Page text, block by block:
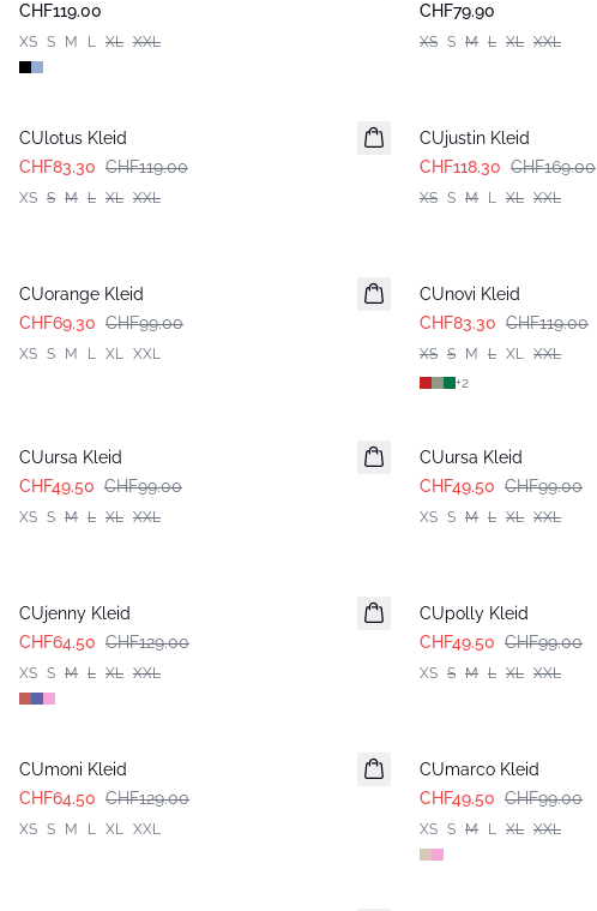
CHF119.00
XS S M L XL XXL
CHF79.90
XS S M L XL XXL
CUlotus Kleid
CHF83.30 CHF119.00
XS S M L XL XXL
CUjustin Kleid
CHF118.30 CHF169.00
XS S M L XL XXL
CUorange Kleid
CHF69.30 CHF99.00
XS S M L XL XXL
CUnovi Kleid
CHF83.30 CHF119.00
XS S M L XL XXL
+2
CUursa Kleid
CHF49.50 CHF99.00
XS S M L XL XXL
CUursa Kleid
CHF49.50 CHF99.00
XS S M L XL XXL
CUjenny Kleid
CHF64.50 CHF129.00
XS S M L XL XXL
CUpolly Kleid
CHF49.50 CHF99.00
XS S M L XL XXL
CUmoni Kleid
CHF64.50 CHF129.00
XS S M L XL XXL
CUmarco Kleid
CHF49.50 CHF99.00
XS S M L XL XXL